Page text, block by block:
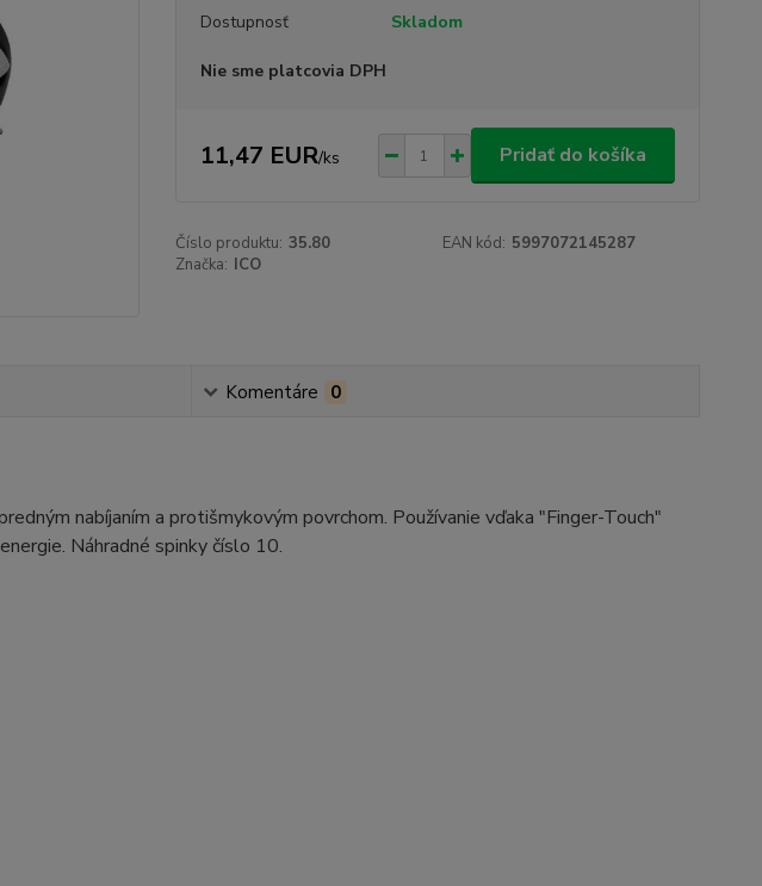
Dostupnosť Skladom
Nie sme platcovia DPH
11,47 EUR/ks Pridať do košíka
Číslo produktu: 35.80 EAN kód: 5997072145287
Značka: ICO
Komentáre 0
nabíjaním a protišmykovým povrchom. Používanie vďaka "Finger-Touch"
Náhradné spinky číslo 10.